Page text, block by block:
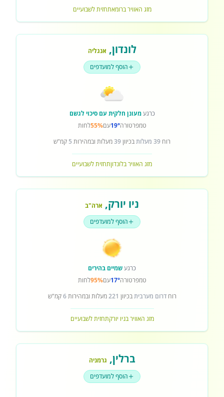
מזג האוויר ברומאתחזית לשבועיים
לונדון, אנגליה
הוסף למועדפים
כרגעמעונן חלקית עם סיכוי לגשם
טמפרטורה19°עם55%לחות
רוח 39 מעלות בכיוון39מעלות ובמהירות 5 קמ"ש
מזג האוויר בלונדוןתחזית לשבועיים
ניו יורק, ארה"ב
הוסף למועדפים
כרגעשמיים בהירים
טמפרטורה17°עם95%לחות
רוחדרום מערביתבכיוון 221מעלות ובמהירות6קמ"ש
מזג האוויר בניו יורקתחזית לשבועיים
ברלין, גרמניה
הוסף למועדפים